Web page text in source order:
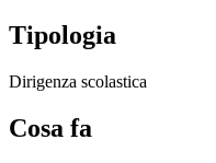
Tipologia
Dirigenza scolastica
Cosa fa